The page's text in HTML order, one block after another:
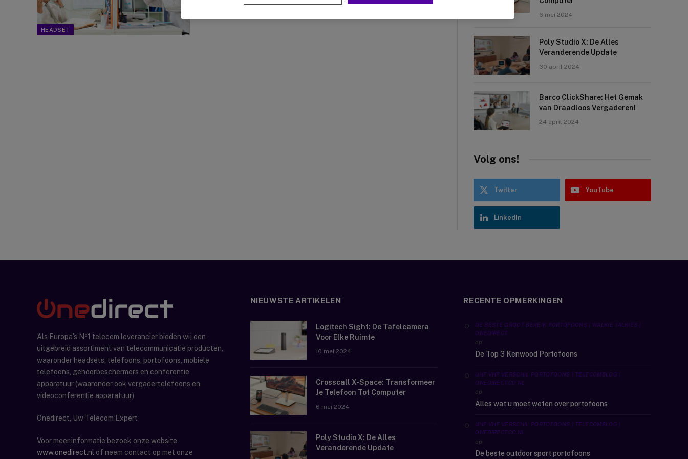
HEADSET
6 mei 2024
Poly Studio X: De Alles
Veranderende Update
30 april 2024
Barco ClickShare: Het Gemak
van Draadloos Vergaderen!
24 april 2024
Volg ons!
Twitter YouTube
LinkedIn
Als Europa’s Nº1 telecom leverancier bieden wij een
uitgebreid assortiment van telecommunicatie producten,
waaronder headsets, telefoons, portofoons, mobiele
telefoons, gehoorbeschermers en conferentie
apparatuur (waaronder ook vergadertelefoons en
videoconferentie apparatuur)
Onedirect, Uw Telecom Expert
Voor meer informatie bezoek onze website
www.onedirect.nl of neem contact op met onze
NIEUWSTE ARTIKELEN
Logitech Sight: De Tafelcamera
Voor Elke Ruimte
10 mei 2024
Crosscall X-Space: Transformeer
Je Telefoon Tot Computer
6 mei 2024
Poly Studio X: De Alles
Veranderende Update
RECENTE OPMERKINGEN
DE BESTE GROOT BEREIK PORTOFOONS | WALKIE TALKIES |
ONEDIRECT
op
De Top 3 Kenwood Portofoons
UHF VHF VERSCHIL PORTOFOONS | TELECOMBLOG |
ONEDIRECT.CO.NL
op
Alles wat u moet weten over portofoons
UHF VHF VERSCHIL PORTOFOONS | TELECOMBLOG |
ONEDIRECT.CO.NL
op
De beste outdoor sport portofoons